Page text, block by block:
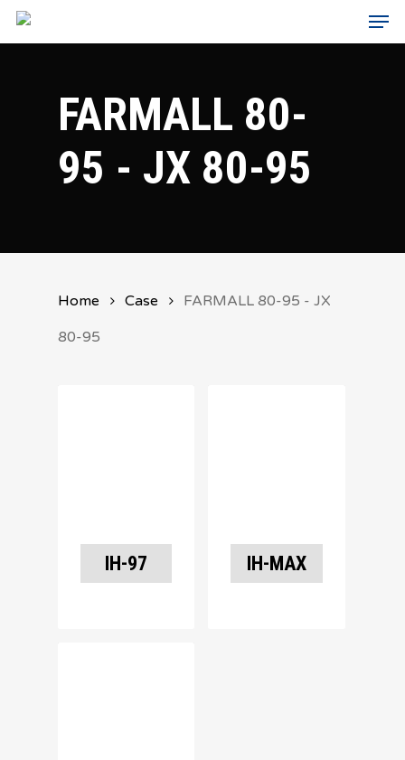
Skip
to
FARMALL 80-
95 - JX 80-95
Home Case
FARMALL 80-95 - JX
80-95
IH-97 IH-MAX